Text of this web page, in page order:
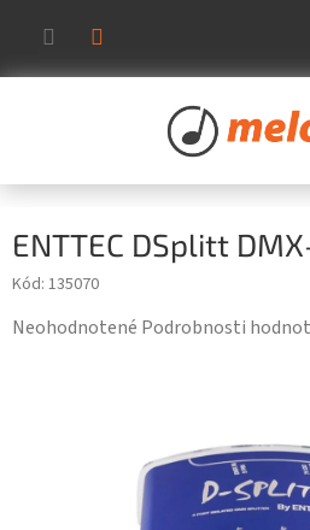
obsah
ENTTEC DSplitt
Kód: 135070
Priemerné
Neohodnotené Podrobnosti